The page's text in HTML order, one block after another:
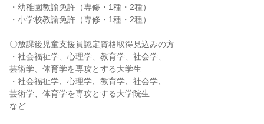
・幼稚園教諭免許（専修・1種・2種）
・小学校教諭免許（専修・1種・2種）
〇放課後児童支援員認定資格取得見込みの方
・社会福祉学、心理学、教育学、社会学、
芸術学、体育学を専攻とする大学生
・社会福祉学、心理学、教育学、社会学、
芸術学、体育学を専攻とする大学院生
など